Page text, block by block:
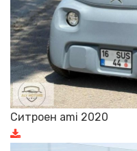
Ситроен ami 2020